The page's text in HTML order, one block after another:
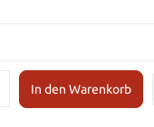
In den Warenkorb